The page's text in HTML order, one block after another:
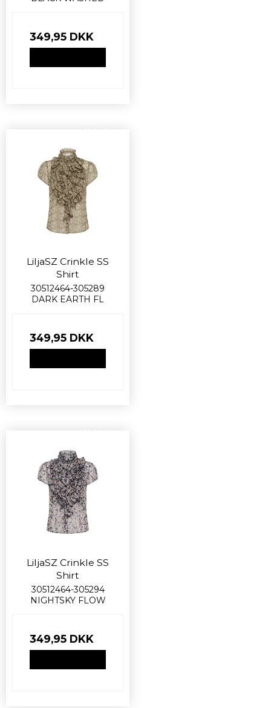
349,95 DKK
LiljaSZ Crinkle SS
Shirt
30512464-305289
DARK EARTH FL
349,95 DKK
LiljaSZ Crinkle SS
Shirt
30512464-305294
NIGHTSKY FLOW
349,95 DKK